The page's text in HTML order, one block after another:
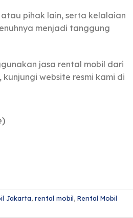
pihak lain, serta kelalaian
menjadi tanggung
jasa rental mobil dari
website resmi kami di
Jakarta, rental mobil, Rental Mobil